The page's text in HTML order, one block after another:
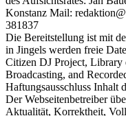
Konstanz Mail:
381837
Die Bereitstellung ist mit
in Jingels werden freie
Citizen DJ Project, Library
Broadcasting, and
Haftungsausschluss Inhalt
Der Webseitenbetreiber
Aktualität, Korrektheit,